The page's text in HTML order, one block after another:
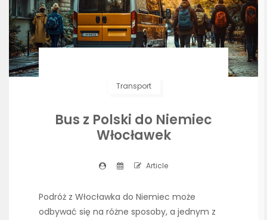
Transport
Bus z Polski do Niemiec
Włocławek
Article
Podróż z Włocławka do Niemiec może
odbywać się na różne sposoby, a jednym z